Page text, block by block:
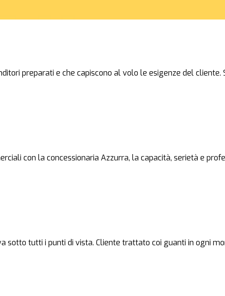
preparati e che capiscono al volo le esigenze del cliente.
con la concessionaria Azzurra, la capacità, serietà e
sotto tutti i punti di vista. Cliente trattato coi guanti in ogni